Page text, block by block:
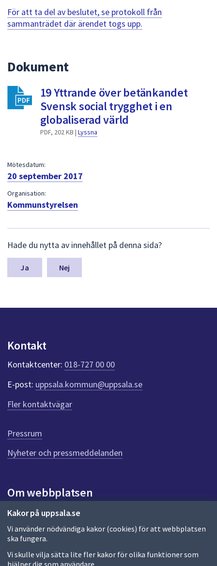
att
navigera
mellan
att
välja
något
Kakor på uppsala.se
Vi använder nödvändiga kakor (cookies) för att webbplatsen
ska fungera.
Vi skulle vilja sätta lite fler kakor för olika funktioner som
hjälper dig som användare.
För att ta del av beslutet, se protokoll från
sammanträdet där ärendet togs upp.
Dokument
19 Yttrande över betänkandet
Svensk social trygghet i en
globaliserad värld
PDF, 202 KB | Lyssna
Mötesdatum:
20 september 2017
Organisation:
Kommunstyrelsen
ä
m
a
n
k
t
e
r
f
ö
r
e
n
n
a
d
a
Hade du nytta av innehållet på denna sida?
Nej
Kontakt
Kontaktcenter: 018-727 00 00
E-post: uppsala.kommun@uppsala.se
Fler kontaktvägar
Pressrum
Nyheter och pressmeddelanden
Om webbplatsen
Om webbplatsen
Allmänna handlingar och diarium
Behandling av personuppgifter